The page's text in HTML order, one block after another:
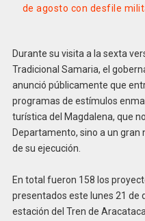
de agosto con desfile
Durante su visita a la sexta
Tradicional Samaria, el
anunció públicamente que
programas de estímulos
turística del Magdalena, que
Departamento, sino a un
de su ejecución.
En total fueron 158 los
presentados este lunes 21 de
estación del Tren de